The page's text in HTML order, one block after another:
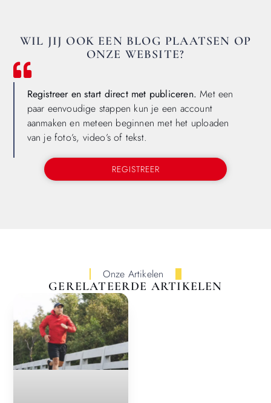
WIL JIJ OOK EEN BLOG PLAATSEN OP
ONZE WEBSITE?
Registreer en start direct met publiceren. Met een
paar eenvoudige stappen kun je een account
aanmaken en meteen beginnen met het uploaden
van je foto’s, video’s of tekst.
REGISTREER
Onze Artikelen
GERELATEERDE ARTIKELEN